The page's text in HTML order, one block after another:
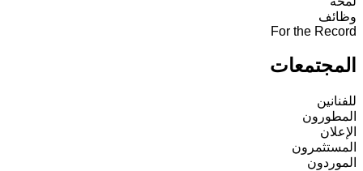
وظائف
For the Record
المجتمعات
للفنانين
المطورون
الإعلان
المستثمرون
الموردون